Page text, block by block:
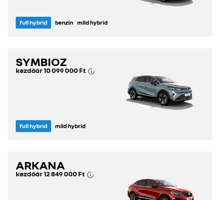
full hybrid benzin mild hybrid
SYMBIOZ
kezdőár10 099 000 Ft
full hybrid mild hybrid
ARKANA
kezdőár12 849 000 Ft